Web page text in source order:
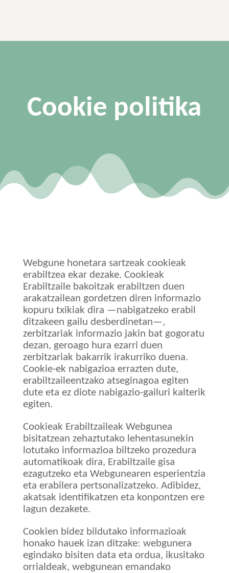
Cookie politika
Webgune honetara sartzeak cookieak
erabiltzea ekar dezake. Cookieak
Erabiltzaile bakoitzak erabiltzen duen
arakatzailean gordetzen diren informazio
kopuru txikiak dira —nabigatzeko erabil
ditzakeen gailu desberdinetan—,
zerbitzariak informazio jakin bat gogoratu
dezan, geroago hura ezarri duen
zerbitzariak bakarrik irakurriko duena.
Cookie-ek nabigazioa errazten dute,
erabiltzaileentzako atseginagoa egiten
dute eta ez diote nabigazio-gailuri kalterik
egiten.
Cookieak Erabiltzaileak Webgunea
bisitatzean zehaztutako lehentasunekin
lotutako informazioa biltzeko prozedura
automatikoak dira, Erabiltzaile gisa
ezagutzeko eta Webgunearen esperientzia
eta erabilera pertsonalizatzeko. Adibidez,
akatsak identifikatzen eta konpontzen ere
lagun dezakete.
Cookien bidez bildutako informazioak
honako hauek izan ditzake: webgunera
egindako bisiten data eta ordua, ikusitako
orrialdeak, webgunean emandako